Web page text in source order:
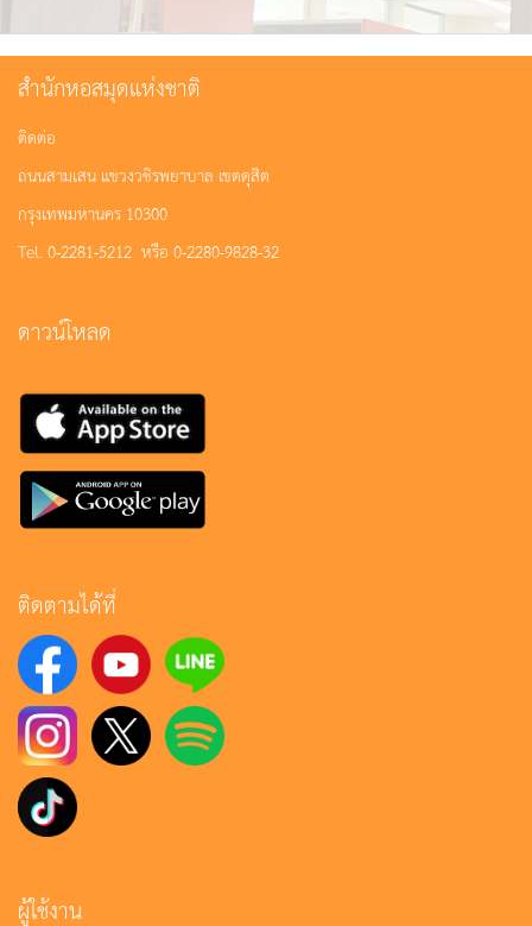
สำนักหอสมุดแห่งชาติ
ติดต่อ
ถนนสามเสน แขวงวชิรพยาบาล เขตดุสิต
กรุงเทพมหานคร 10300
Tel. 0-2281-5212 หรือ 0-2280-9828-32
ดาวน์โหลด
ติดตามได้ที่
ผู้ใช้งาน